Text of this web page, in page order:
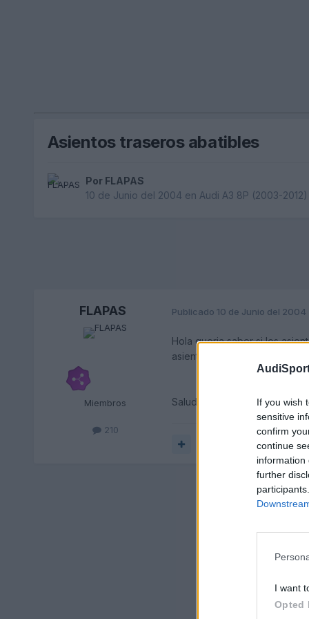
If you wish
sensitive
confirm
continue
information
further
I want
Opted
Asientos traseros abatibles
Por FLAPAS
10 de Junio del 2004 en Audi A3 8P (2003-2012)
FLAPAS
Miembros
210
Publicado 10 de Junio del 2004
Hola queria saber si los
asientos y sacar mas espacio??
Saludo.